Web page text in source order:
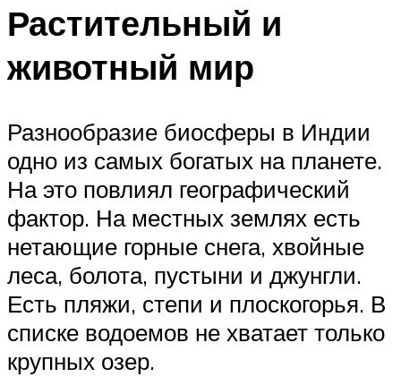
Растительный и
животный мир
Разнообразие биосферы в Индии
одно из самых богатых на планете.
На это повлиял географический
фактор. На местных землях есть
нетающие горные снега, хвойные
леса, болота, пустыни и джунгли.
Есть пляжи, степи и плоскогорья. В
списке водоемов не хватает только
крупных озер.